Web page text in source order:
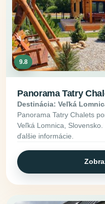
9.8
Panorama Tatry
Destinácia: Veľká
Panorama Tatry Chalets
Veľká Lomnica,
ďalšie informácie.